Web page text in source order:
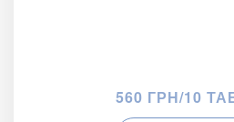
560 ГРН/10